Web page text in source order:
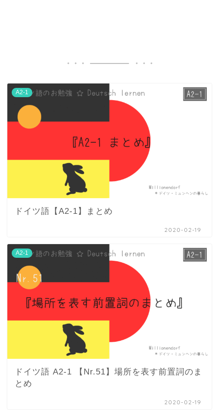
A2-1
ドイツ語【A2-1】まとめ
2020-02-19
A2-1
ドイツ語 A2-1 【Nr.51】場所を表す前置詞のま
とめ
2020-02-19